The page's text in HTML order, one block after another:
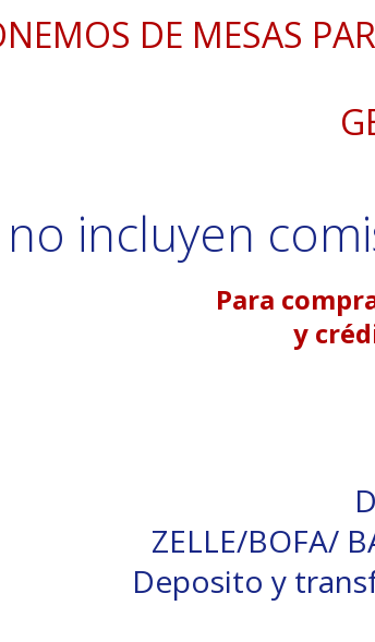
DE MESAS
incluyen
Para
y
ZELLE/BOFA/
Deposito y